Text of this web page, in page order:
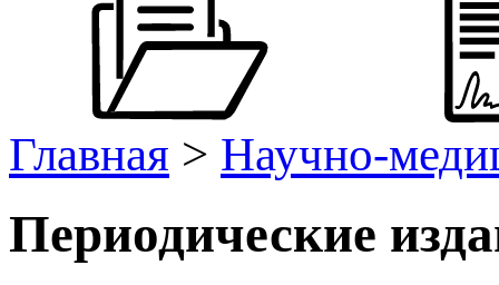
Главная > Научно-
Периодические